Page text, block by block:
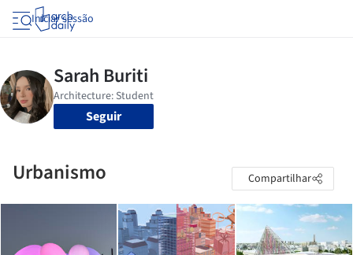
Iniciar sessão
Seguir
Urbanismo Compartilhar